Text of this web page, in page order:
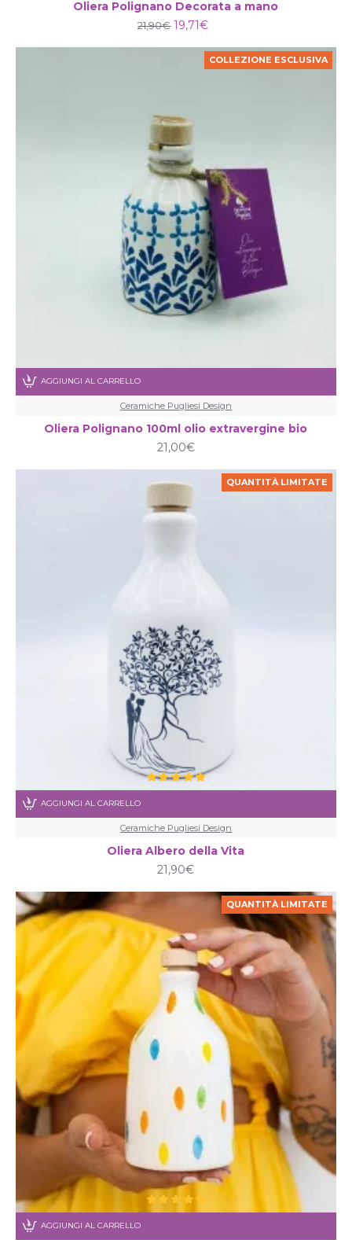
Oliera Polignano Decorata a mano
21,90€ 19,71€
COLLEZIONE ESCLUSIVA
Ceramiche Pugliesi Design
Oliera Polignano 100ml olio extravergine bio
21,00€
AGGIUNGI AL CARRELLO
QUANTITÀ LIMITATE
Ceramiche Pugliesi Design
Oliera Albero della Vita
21,90€
AGGIUNGI AL CARRELLO
QUANTITÀ LIMITATE
AGGIUNGI AL CARRELLO